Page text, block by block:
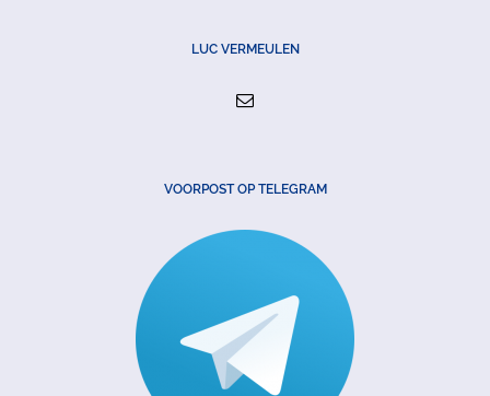
LUC VERMEULEN
VOORPOST OP TELEGRAM